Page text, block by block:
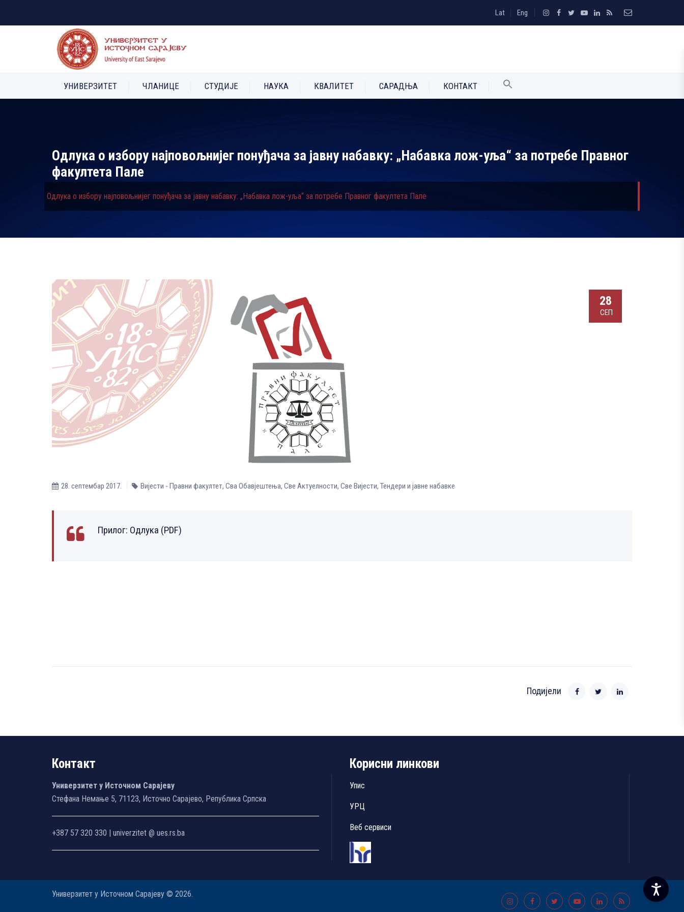
Lat Eng
УНИВЕРЗИТЕТ ЧЛАНИЦЕ СТУДИЈЕ НАУКА КВАЛИТЕТ САРАДЊА КОНТАКТ
Oдлука о избору најповољнијег понуђача за јавну набавку: „Набавка лож-уља“ за потребе Правног
факултета Пале
Oдлука о избору најповољнијег понуђача за јавну набавку: „Набавка лож-уља“ за потребе Правног факултета Пале
28
СЕП
28. септембар 2017. Вијести - Правни факултет, Сва Обавјештења, Све Aктуелности, Све Вијести, Тендери и јавне набавке
Прилог: Одлука (PDF)
Подијели
Контакт
Универзитет у Источном Сарајеву
Стефана Немање 5, 71123, Источно Сарајево, Република Српска
+387 57 320 330 | univerzitet @ ues.rs.ba
Корисни линкови
Упис
УРЦ
Веб сервиси
Универзитет у Источном Сарајеву © 2026.